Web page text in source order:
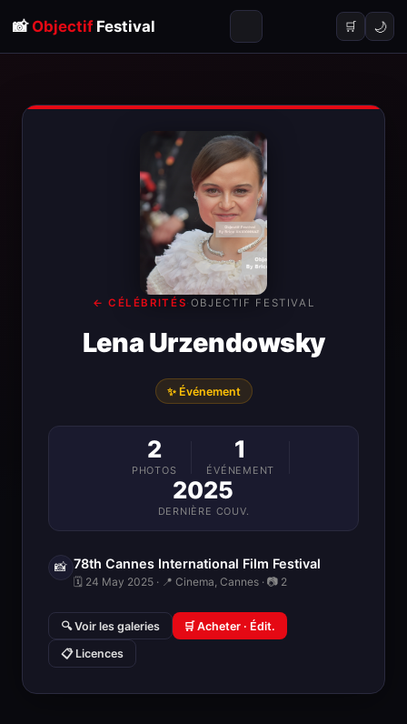
📸 ObjectifFestival 🛒 🌙
← CÉLÉBRITÉS· OBJECTIF FESTIVAL
Lena Urzendowsky
✨ Événement
2
PHOTOS
1
ÉVÉNEMENT
2025
DERNIÈRE COUV.
📸 78th Cannes International Film Festival
🗓 24 May 2025 · 📍 Cinema, Cannes · 📷 2
🔍 Voir les galeries 🛒 Acheter · Édit.
📋 Licences